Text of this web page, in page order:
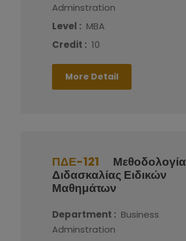
Adminstration
Level : MBA
Credit : 10
More Detail
ΠΔΕ-121
Μεθοδολογία
Διδασκαλίας Ειδικών
Μαθημάτων
Department : Business
Adminstration